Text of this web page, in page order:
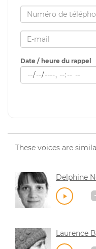
Date / heure du rappel
These voices are
Delphine
Laurence